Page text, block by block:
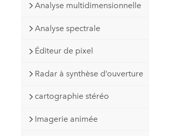
Analyse multidimensionnelle
Analyse spectrale
Éditeur de pixel
Radar à synthèse d’ouverture
cartographie stéréo
Imagerie animée